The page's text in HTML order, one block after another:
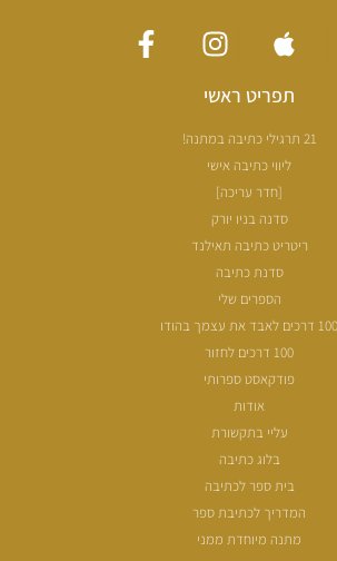
תפריט ראשי
21 תרגילי כתיבה במתנה!
ליווי כתיבה אישי
[חדר עריכה]
סדנה בניו יורק
ריטריט כתיבה תאילנד
סדנת כתיבה
הספרים שלי
100 דרכים לאבד את עצמך בהודו
100 דרכים לחזור
פודקאסט ספרותי
אודות
עליי בתקשורת
בלוג כתיבה
בית ספר לכתיבה
המדריך לכתיבת ספר
מתנה מיוחדת ממני